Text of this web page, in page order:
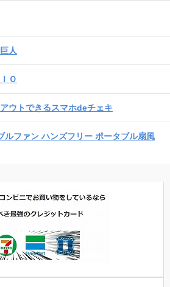
人
Ｏ
ウトできるスマホdeチェキ
ファン ハンズフリー ポータブル扇風